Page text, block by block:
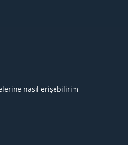
nasıl erişebilirim